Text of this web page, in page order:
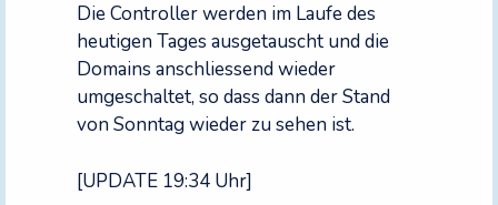
Die Controller werden im Laufe des
heutigen Tages ausgetauscht und die
Domains anschliessend wieder
umgeschaltet, so dass dann der Stand
von Sonntag wieder zu sehen ist.
[UPDATE 19:34 Uhr]